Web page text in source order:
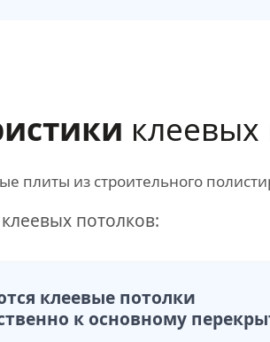
клеевых
плиты из строительного
клеевых потолков:
клеевые потолки
к основному